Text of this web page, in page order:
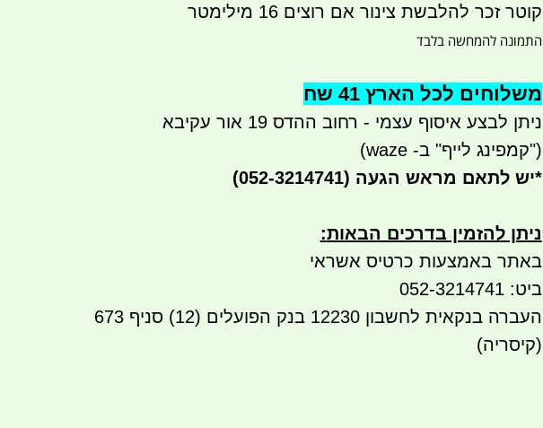
קוטר זכר להלבשת צינור אם רוצים 16 מילימטר
התמונה להמחשה בלבד
משלוחים לכל הארץ 41 שח
ניתן לבצע איסוף עצמי - רחוב ההדס 19 אור עקיבא
("קמפינג לייף" ב- waze)
*יש לתאם מראש הגעה (052-3214741)
ניתן להזמין בדרכים הבאות:
באתר באמצעות כרטיס אשראי
ביט: 052-3214741
העברה בנקאית לחשבון 12230 בנק הפועלים (12) סניף 673
(קיסריה)